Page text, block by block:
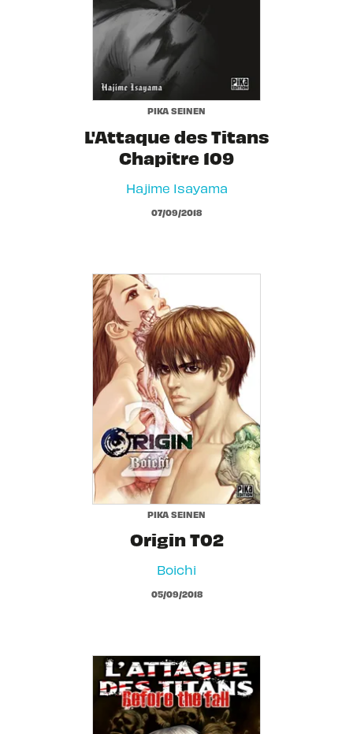
PIKA SEINEN
L'Attaque des Titans
Chapitre 109
Hajime Isayama
07/09/2018
PIKA SEINEN
Origin T02
Boichi
05/09/2018